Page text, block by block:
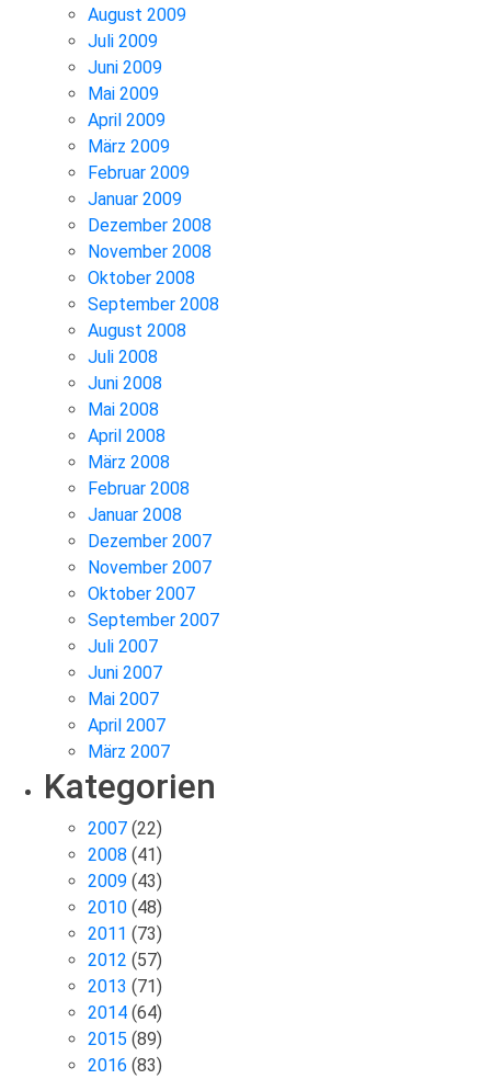
August 2009
Juli 2009
Juni 2009
Mai 2009
April 2009
März 2009
Februar 2009
Januar 2009
Dezember 2008
November 2008
Oktober 2008
September 2008
August 2008
Juli 2008
Juni 2008
Mai 2008
April 2008
März 2008
Februar 2008
Januar 2008
Dezember 2007
November 2007
Oktober 2007
September 2007
Juli 2007
Juni 2007
Mai 2007
April 2007
März 2007
Kategorien
2007 (22)
2008 (41)
2009 (43)
2010 (48)
2011 (73)
2012 (57)
2013 (71)
2014 (64)
2015 (89)
2016 (83)